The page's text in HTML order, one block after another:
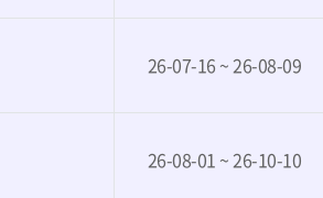
26-07-16 ~ 26-08-09
26-08-01 ~ 26-10-10